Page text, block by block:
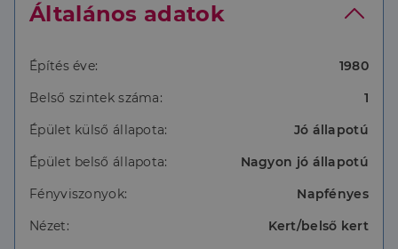
Korszerűsített: 2017-től folyamatos felújítás (új víz-
Gazdaságos fűtés: Fatüzelésű kazán 1000 literes
vezérelhető hűtő-fűtő klímával.
fürdő, WC), a padlástér befejezése (gipszkartonozás,
vizesblokk) az új tulajdonosra vár minden kiállás és
vezeték már fent van!
Infrastruktúra: Buszmegálló és komp 5 perc séta.
Extrák: 25 m2-es fedett műhely/tároló, stabil
Általános adatok
Építés éve:
1980
Belső szintek száma:
1
Épület külső állapota:
Jó állapotú
Épület belső állapota:
Nagyon jó állapotú
Fényviszonyok:
Napfényes
Nézet:
Kert/belső kert